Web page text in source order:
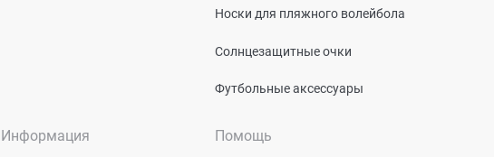
Носки для пляжного волейбола
Солнцезащитные очки
Футбольные аксессуары
Информация Помощь